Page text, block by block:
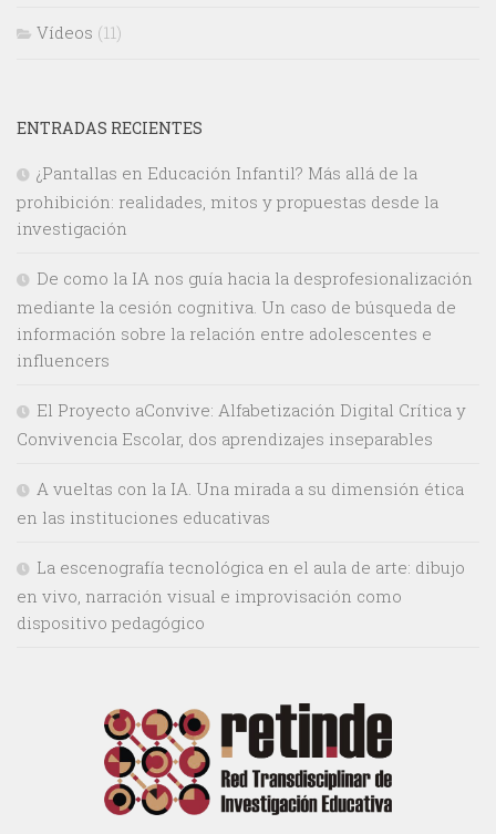
Vídeos (11)
ENTRADAS RECIENTES
¿Pantallas en Educación Infantil? Más allá de la
prohibición: realidades, mitos y propuestas desde la
investigación
De como la IA nos guía hacia la desprofesionalización
mediante la cesión cognitiva. Un caso de búsqueda de
información sobre la relación entre adolescentes e
influencers
El Proyecto aConvive: Alfabetización Digital Crítica y
Convivencia Escolar, dos aprendizajes inseparables
A vueltas con la IA. Una mirada a su dimensión ética
en las instituciones educativas
La escenografía tecnológica en el aula de arte: dibujo
en vivo, narración visual e improvisación como
dispositivo pedagógico